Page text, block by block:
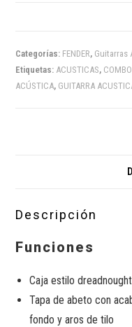
Categorías: FENDER, Guitarras
Etiquetas: ACUSTICAS,
ACÚSTICA, GUITARRA
Descripción
Funciones
Caja estilo dreadnought
Tapa de abeto con
fondo y aros de tilo